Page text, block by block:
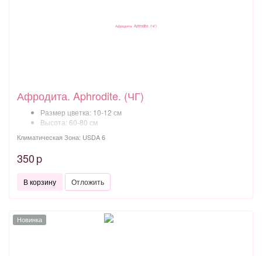
Афродита. Aphrodite. (ЧГ)
Размер цветка: 10-12 см
Высота: 60-80 см
Климатическая Зона: USDA 6
350 p
В корзину Отложить
Новинка